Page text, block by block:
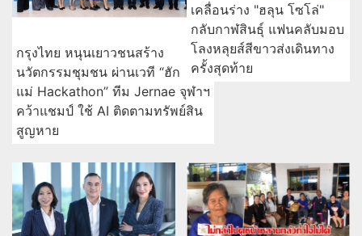
กรุงไทย หนุนเยาวชนสร้าง
นวัตกรรมชุมชน ผ่านเวที “ฮัก
แม่ Hackathon” ทีม Jernae จุฬาฯ
คว้าแชมป์ ใช้ AI ติดตามทรัพย์สิน
สูญหาย
เคลื่อนร่าง "ฮลุน โซโล่"
กลับกาฬสินธุ์ แฟนคลับมอบ
โลงหลุยส์สีขาวส่งเดินทาง
ครั้งสุดท้าย